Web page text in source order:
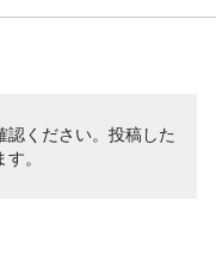
認ください。投稿した
。